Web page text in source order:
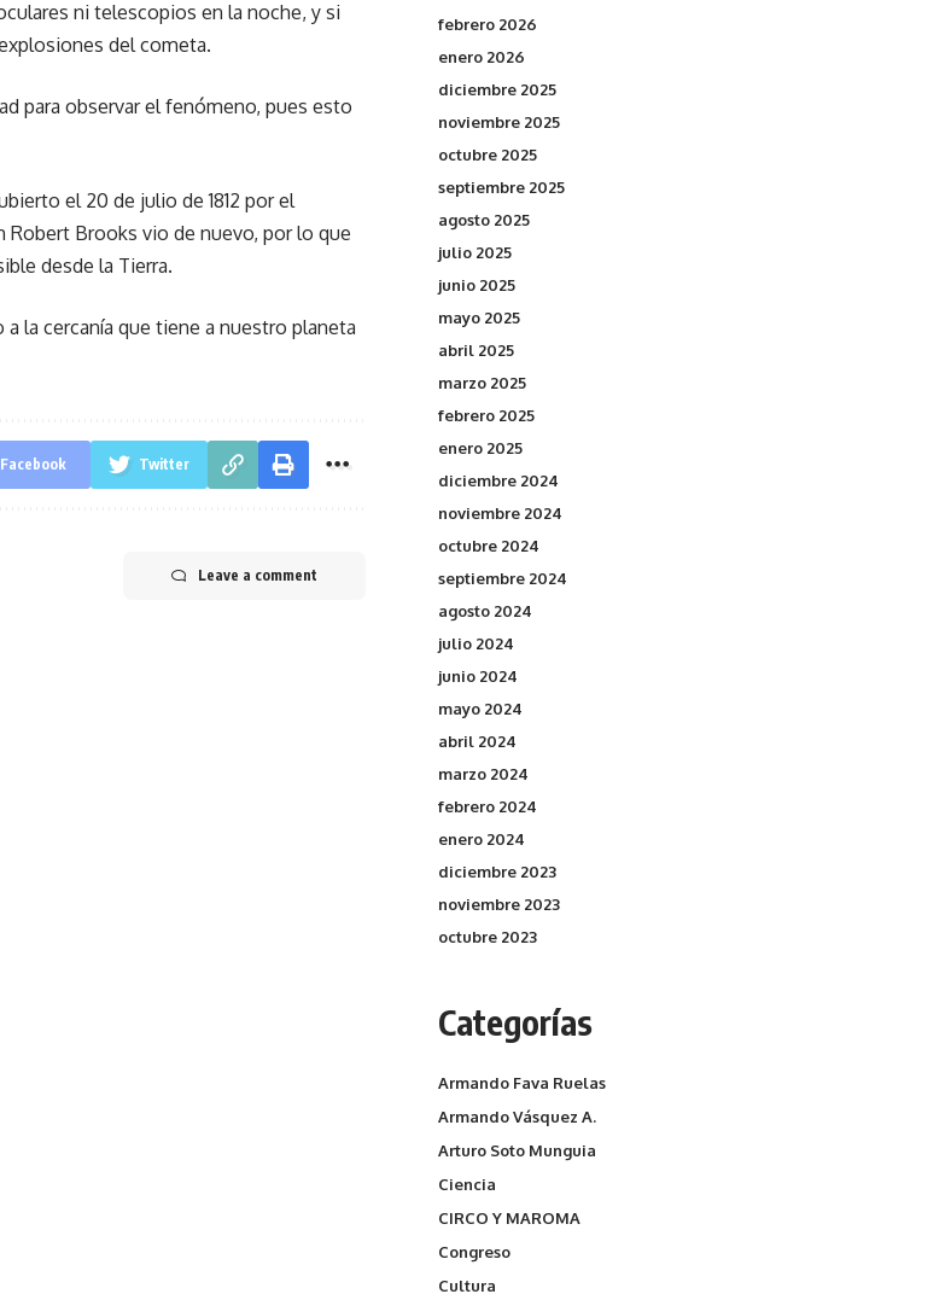
ni telescopios en la noche, y si
del cometa.
para observar el fenómeno, pues esto
el 20 de julio de 1812 por el
Robert Brooks vio de nuevo, por lo que
desde la Tierra.
la cercanía que tiene a nuestro planeta
Facebook Twitter
Leave a comment
febrero 2026
enero 2026
diciembre 2025
noviembre 2025
octubre 2025
septiembre 2025
agosto 2025
julio 2025
junio 2025
mayo 2025
abril 2025
marzo 2025
febrero 2025
enero 2025
diciembre 2024
noviembre 2024
octubre 2024
septiembre 2024
agosto 2024
julio 2024
junio 2024
mayo 2024
abril 2024
marzo 2024
febrero 2024
enero 2024
diciembre 2023
noviembre 2023
octubre 2023
Categorías
Armando Fava Ruelas
Armando Vásquez A.
Arturo Soto Munguia
Ciencia
CIRCO Y MAROMA
Congreso
Cultura